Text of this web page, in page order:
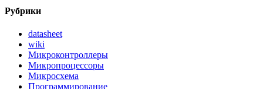
Рубрики
datasheet
wiki
Микроконтроллеры
Микропроцессоры
Микросхема
Программирование